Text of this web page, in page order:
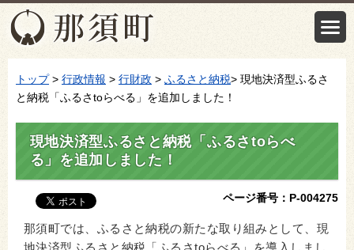
トップ> 行政情報 > 行財政 > ふるさと納税> 現地決済型ふるさ
と納税「ふるさtoらべる」を追加しました！
現地決済型ふるさと納税「ふるさtoらべ
る」を追加しました！
ページ番号：P-004275
那須町では、ふるさと納税の新たな取り組みとして、現